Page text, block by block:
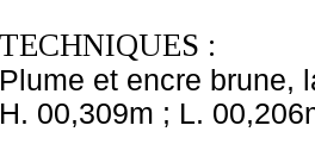
TECHNIQUES :
Plume et encre brune,
H. 00,309m ; L.